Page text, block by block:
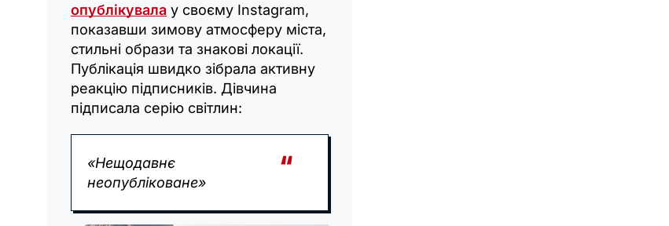
опублікувала у своєму Instagram,
показавши зимову атмосферу міста,
стильні образи та знакові локації.
Публікація швидко зібрала активну
реакцію підписників. Дівчина
підписала серію світлин:
«Нещодавнє
неопубліковане»